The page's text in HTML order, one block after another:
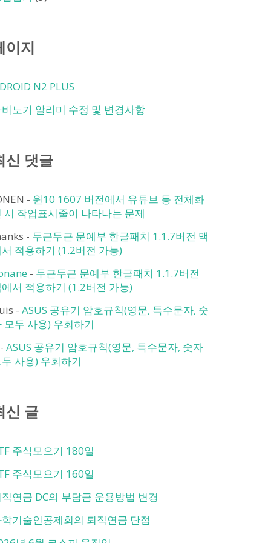
이지
N2 PLUS
노기 알리미 수정 및 변경사항
신 댓글
- 윈10 1607 버전에서 유튜브 등 전체화
시 작업표시줄이 나타나는 문제
- 두근두근 문예부 한글패치 1.1.7버전 맥
적용하기 (1.2버전 가능)
- 두근두근 문예부 한글패치 1.1.7버전
서 적용하기 (1.2버전 가능)
- ASUS 공유기 암호규칙(영문, 특수문자, 숫
모두 사용) 우회하기
- ASUS 공유기 암호규칙(영문, 특수문자, 숫자
사용) 우회하기
신 글
주식모으기 180일
주식모으기 160일
연금 DC의 부담금 운용방법 변경
기술인공제회의 퇴직연금 단점